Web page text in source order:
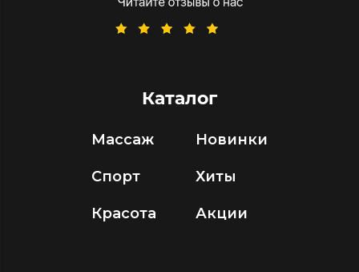
Каталог
Массаж
Спорт
Красота
Новинки
Хиты
Акции